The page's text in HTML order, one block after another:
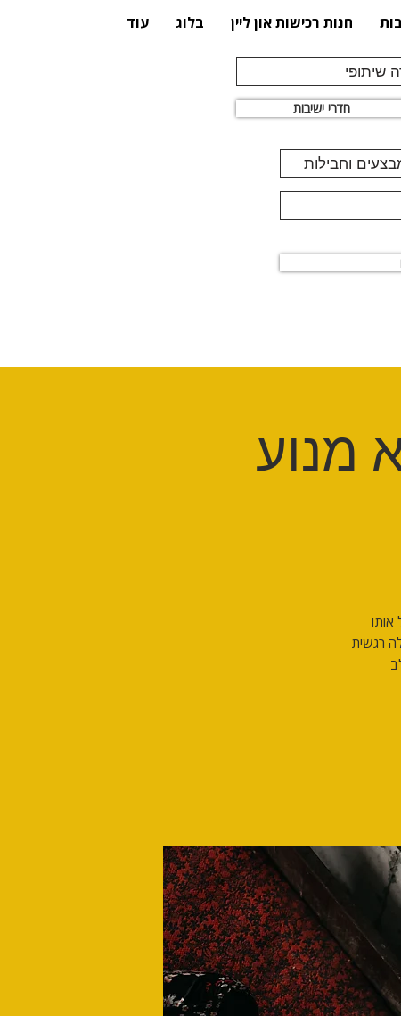
חנות רכישות און ליין בלוג עוד
שיתופי
חדרי ישיבות
וחבילות
מנוע
רגשית